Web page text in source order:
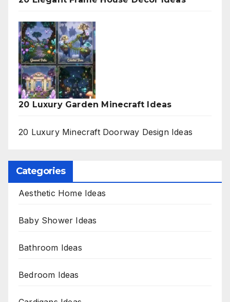
20 Luxury Garden Minecraft Ideas
20 Luxury Minecraft Doorway Design Ideas
Categories
Aesthetic Home Ideas
Baby Shower Ideas
Bathroom Ideas
Bedroom Ideas